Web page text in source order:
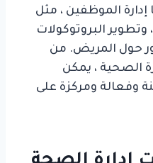
إدارة الموظفين ، مثل
البروتوكولات
حول المريض. من
الصحية ، يمكن
وفعالة ومركزة على